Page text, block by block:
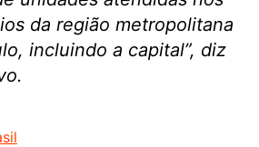
da região metropolitana
incluindo a capital”, diz